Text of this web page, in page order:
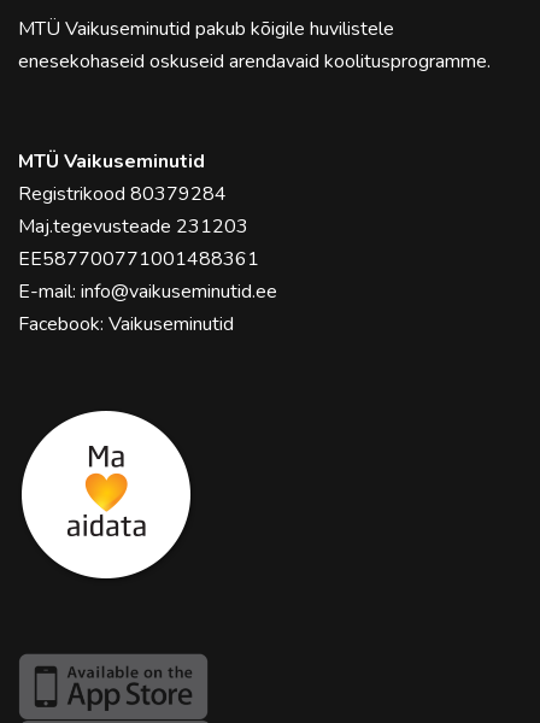
MTÜ Vaikuseminutid pakub kõigile huvilistele
enesekohaseid oskuseid arendavaid koolitusprogramme.
MTÜ Vaikuseminutid
Registrikood 80379284
Maj.tegevusteade 231203
EE587700771001488361
E-mail: info@vaikuseminutid.ee
Facebook: Vaikuseminutid